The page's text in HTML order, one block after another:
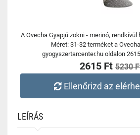
A Ovecha Gyapjú zokni - merinó,
Méret: 31-32 terméket a
gyogyszertarcenter.hu oldalon
2615 Ft 5230
Ellenőrizd az
LEÍRÁS